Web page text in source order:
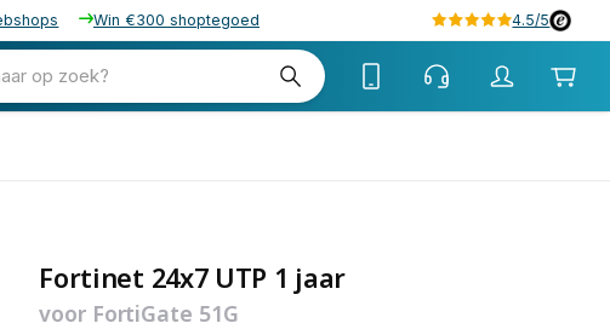
Win €300 shoptegoed 4.5/5
op zoek?
Fortinet 24x7 UTP 1 jaar
voor FortiGate 51G
€ 178,85